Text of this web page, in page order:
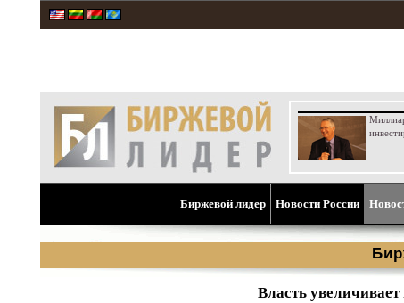
Биржевой лидер Новости России
Власть